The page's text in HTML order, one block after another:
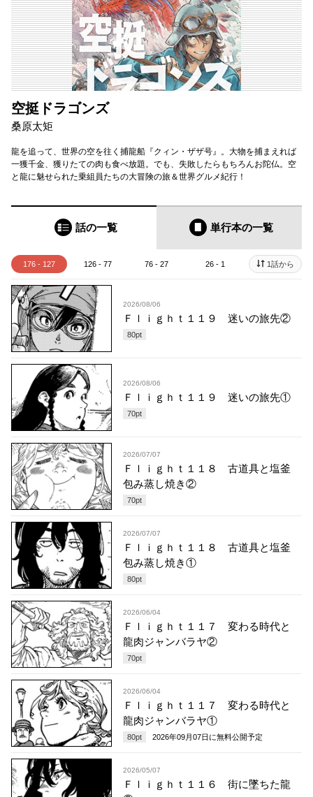
空挺ドラゴンズ
桑原太矩
龍を追って、世界の空を往く捕龍船『クィン・ザザ号』。大物を捕まえれば
一獲千金、獲りたての肉も食べ放題。でも、失敗したらもちろんお陀仏。空
と龍に魅せられた乗組員たちの大冒険の旅＆世界グルメ紀行！
話の一覧 単行本の一覧
176 - 127 126 - 77 76 - 27 26 - 1 1話から
2026/08/06
Ｆｌｉｇｈｔ１１９ 迷いの旅先②
80pt
2026/08/06
Ｆｌｉｇｈｔ１１９ 迷いの旅先①
70pt
2026/07/07
Ｆｌｉｇｈｔ１１８ 古道具と塩釜
包み蒸し焼き②
70pt
2026/07/07
Ｆｌｉｇｈｔ１１８ 古道具と塩釜
包み蒸し焼き①
80pt
2026/06/04
Ｆｌｉｇｈｔ１１７ 変わる時代と
龍肉ジャンバラヤ②
70pt
2026/06/04
Ｆｌｉｇｈｔ１１７ 変わる時代と
龍肉ジャンバラヤ①
80pt 2026年09月07日 に無料公開予定
2026/05/07
Ｆｌｉｇｈｔ１１６ 街に墜ちた龍